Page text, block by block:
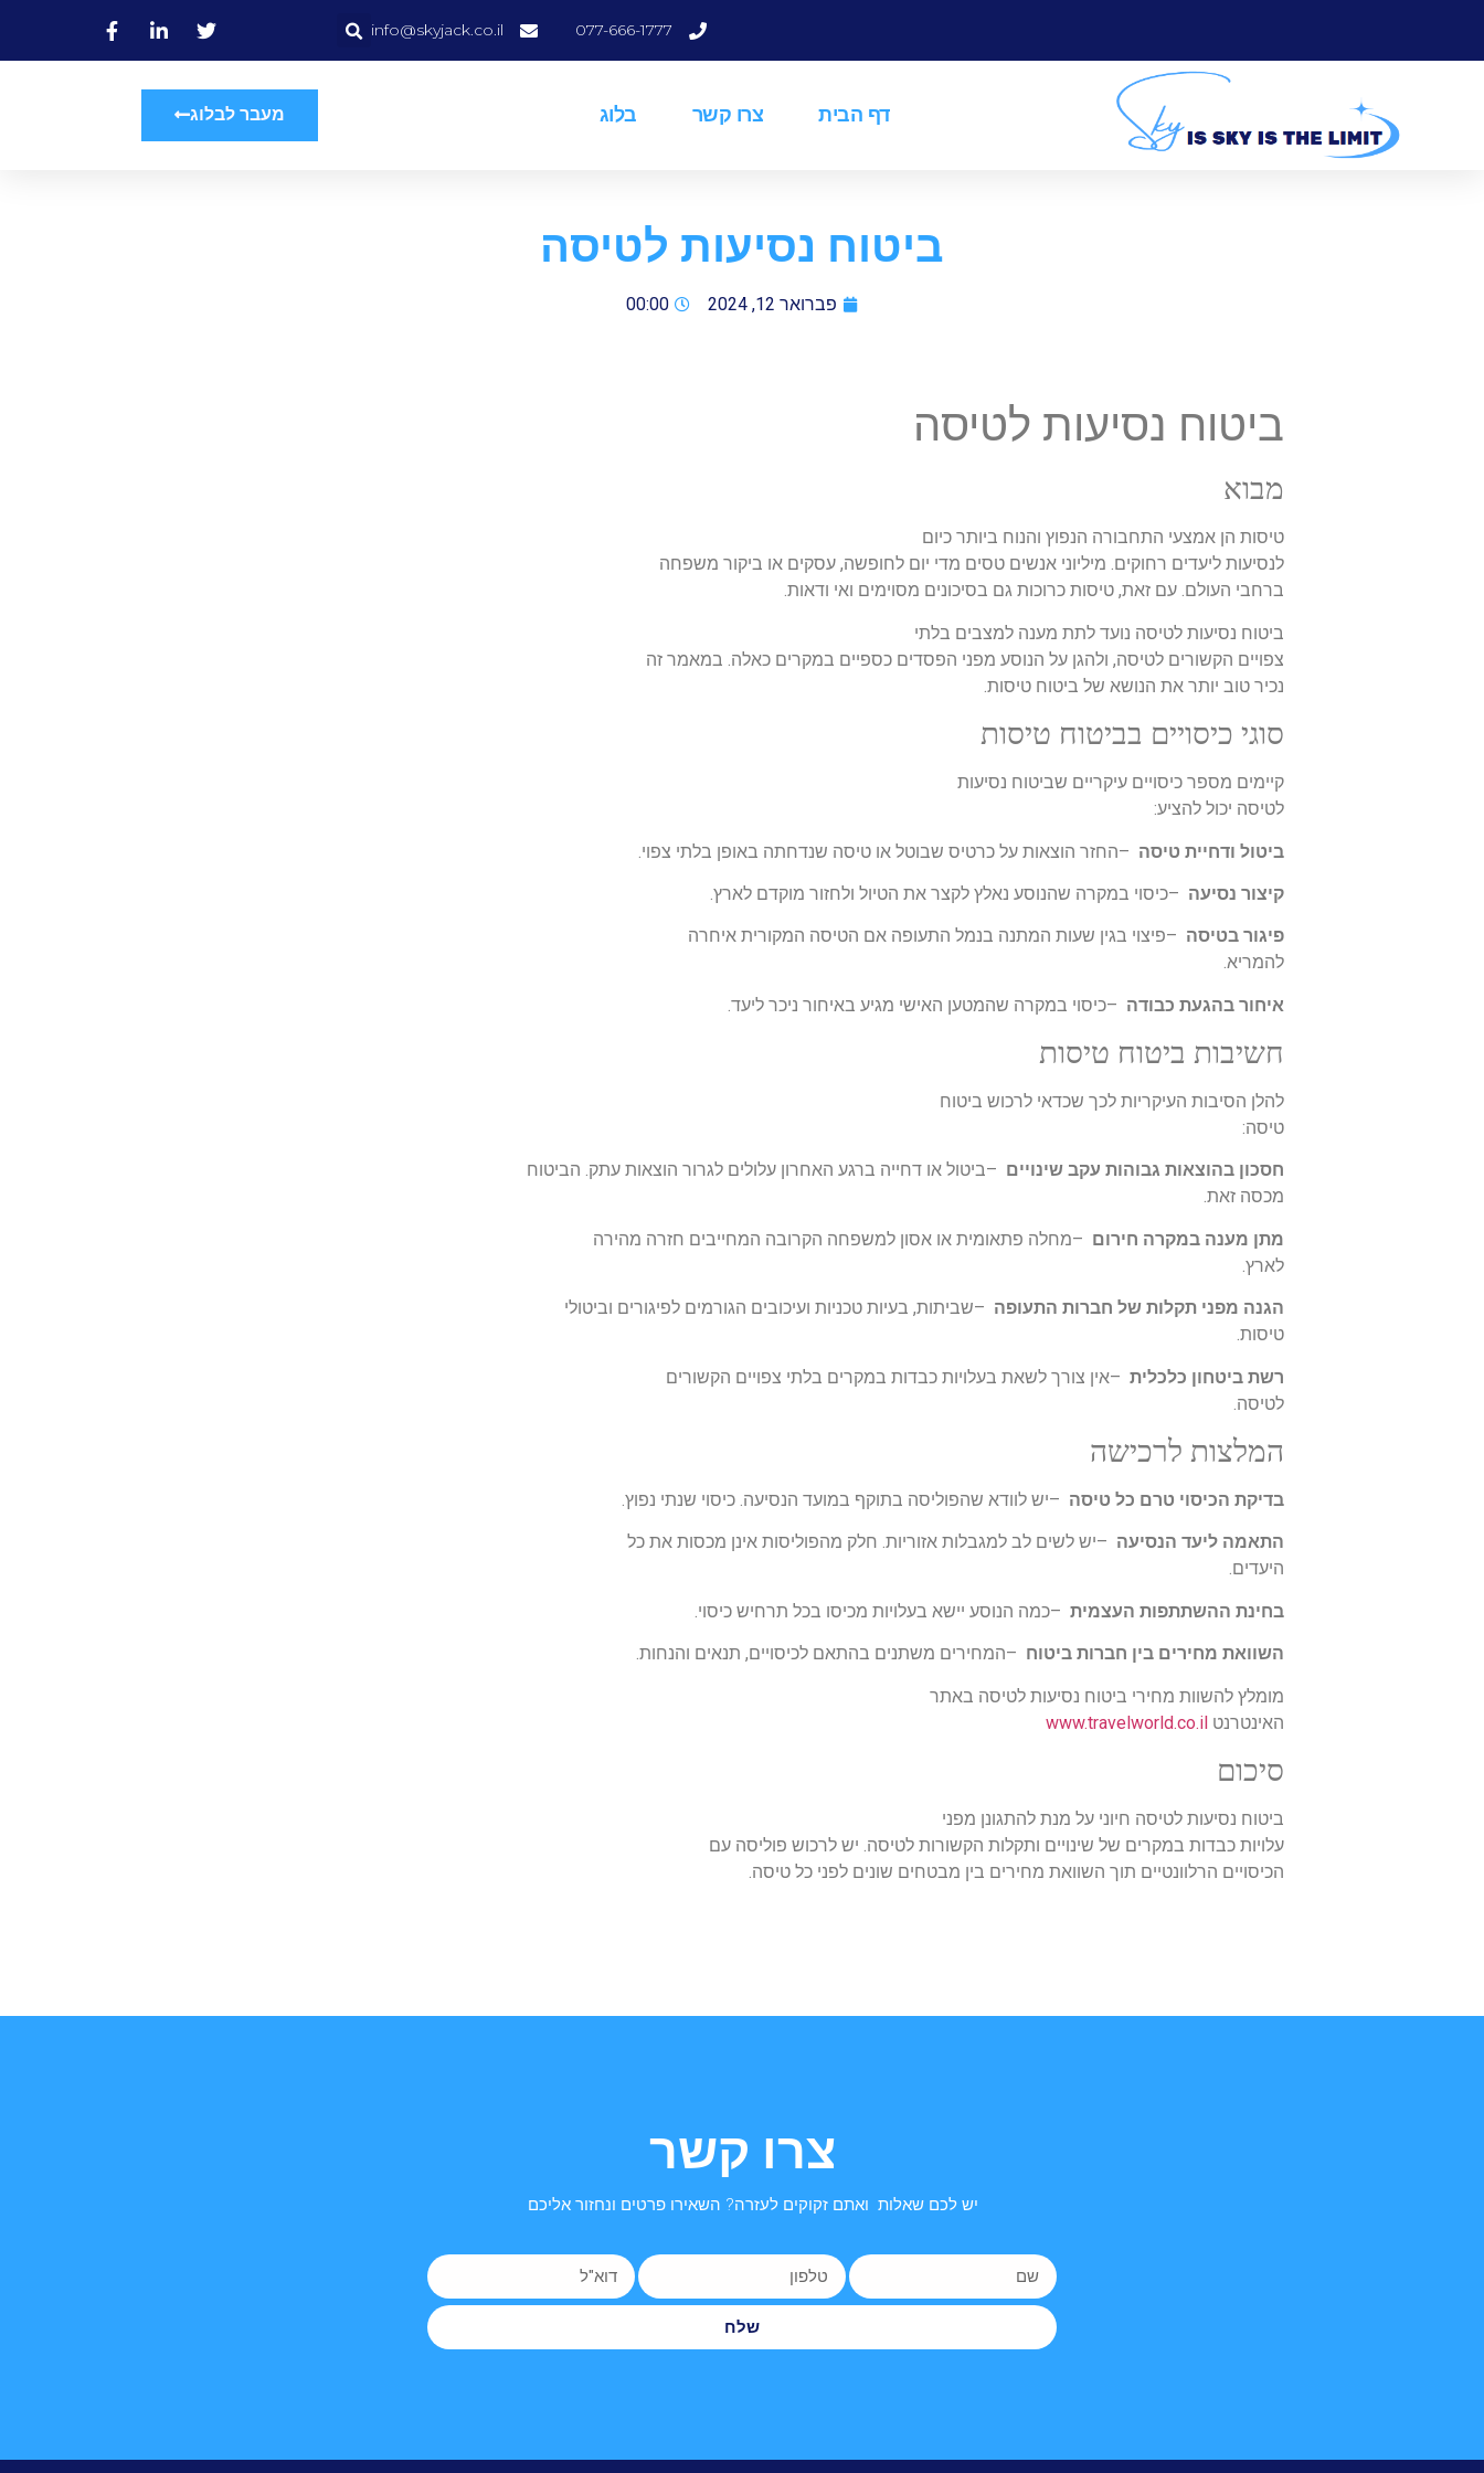
077-666-1777
info@skyjack.co.il
דף הבית צרו קשר בלוג מעבר לבלוג
ביטוח נסיעות לטיסה
פברואר 12, 2024 00:00
ביטוח נסיעות לטיסה
מבוא
טיסות הן אמצעי התחבורה הנפוץ והנוח ביותר כיום
לנסיעות ליעדים רחוקים. מיליוני אנשים טסים מדי יום לחופשה, עסקים או ביקור משפחה
ברחבי העולם. עם זאת, טיסות כרוכות גם בסיכונים מסוימים ואי ודאות.
ביטוח נסיעות לטיסה נועד לתת מענה למצבים בלתי
צפויים הקשורים לטיסה, ולהגן על הנוסע מפני הפסדים כספיים במקרים כאלה. במאמר זה
נכיר טוב יותר את הנושא של ביטוח טיסות
סוגי כיסויים בביטוח טיסות
קיימים מספר כיסויים עיקריים שביטוח נסיעות
לטיסה יכול להציע:
ביטול ודחיית טיסה –החזר הוצאות על כרטיס שבוטל או טיסה שנדחתה באופן בלתי צפוי
קיצור נסיעה –כיסוי במקרה שהנוסע נאלץ לקצר את הטיול ולחזור מוקדם לארץ.
פיגור בטיסה –פיצוי בגין שעות המתנה בנמל התעופה אם הטיסה המקורית איחרה
להמריא.
איחור בהגעת כבודה –כיסוי במקרה שהמטען האישי מגיע באיחור ניכר ליעד
חשיבות ביטוח טיסות
להלן הסיבות העיקריות לכך שכדאי לרכוש ביטוח
טיסה:
חסכון בהוצאות גבוהות עקב שינויים –ביטול או דחייה ברגע האחרון עלולים לגרור הוצאות עתק. הביטוח
מכסה זאת.
מתן מענה במקרה חירום –מחלה פתאומית או אסון למשפחה הקרובה המחייבים חזרה מהירה
לארץ.
הגנה מפני תקלות של חברות התעופה –שביתות, בעיות טכניות ועיכובים הגורמים לפיגורים וביטולי
טיסות.
רשת ביטחון כלכלית –אין צורך לשאת בעלויות כבדות במקרים בלתי צפויים הקשורים
לטיסה
המלצות לרכישה
בדיקת הכיסוי טרם כל טיסה –יש לוודא שהפוליסה בתוקף במועד הנסיעה. כיסוי שנתי נפוץ.
התאמה ליעד הנסיעה –יש לשים לב למגבלות אזוריות. חלק מהפוליסות אינן מכסות את כל
היעדים.
בחינת ההשתתפות העצמית –כמה הנוסע יישא בעלויות מכיסו בכל תרחיש כיסוי.
השוואת מחירים בין חברות ביטוח –המחירים משתנים בהתאם לכיסויים, תנאים והנחות.
מומלץ להשוות מחירי ביטוח נסיעות לטיסה באתר
האינטרנט www.travelworld.co.il
סיכום
ביטוח נסיעות לטיסה חיוני על מנת להתגונן מפני
עלויות כבדות במקרים של שינויים ותקלות הקשורות לטיסה. יש לרכוש פוליסה עם
הכיסויים הרלוונטיים תוך השוואת מחירים בין מבטחים שונים לפני כל טיסה.
צרו קשר
יש לכם שאלות ואתם זקוקים לעזרה? השאירו פרטים ונחזור אליכם
שלח